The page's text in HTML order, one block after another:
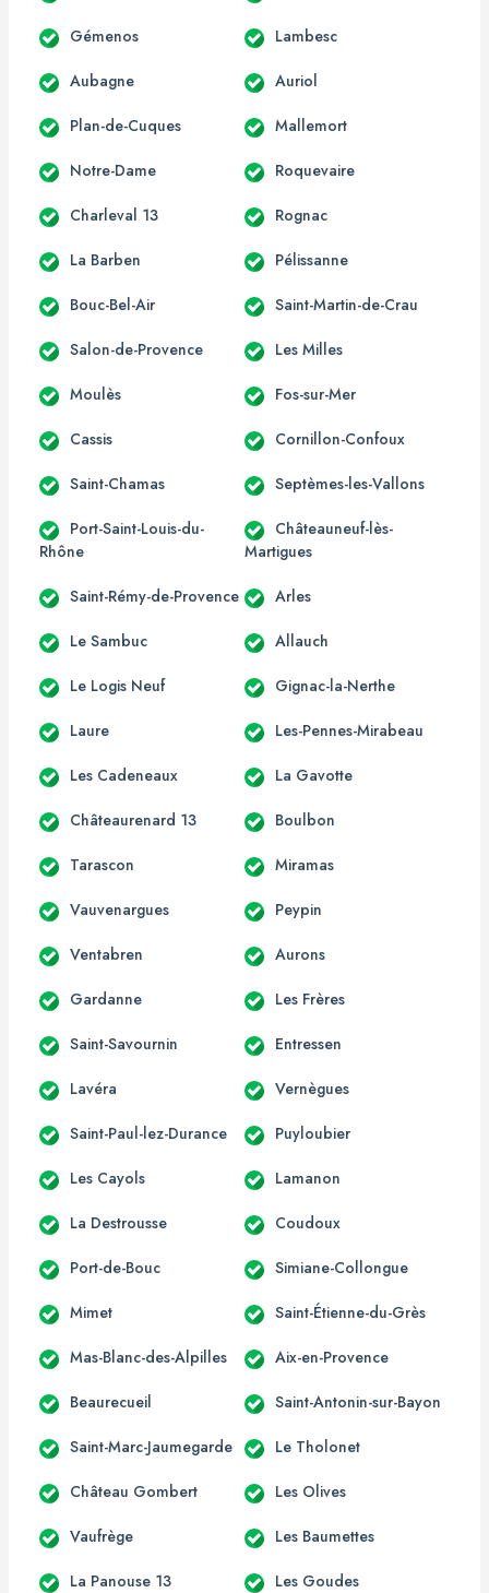
Gémenos Lambesc
Aubagne Auriol
Plan-de-Cuques Mallemort
Notre-Dame Roquevaire
Charleval 13 Rognac
La Barben Pélissanne
Bouc-Bel-Air Saint-Martin-de-Crau
Salon-de-Provence Les Milles
Moulès Fos-sur-Mer
Cassis Cornillon-Confoux
Saint-Chamas Septèmes-les-Vallons
Port-Saint-Louis-du-
Rhône
Châteauneuf-lès-
Martigues
Saint-Rémy-de-Provence Arles
Le Sambuc Allauch
Le Logis Neuf Gignac-la-Nerthe
Laure Les-Pennes-Mirabeau
Les Cadeneaux La Gavotte
Châteaurenard 13 Boulbon
Tarascon Miramas
Vauvenargues Peypin
Ventabren Aurons
Gardanne Les Frères
Saint-Savournin Entressen
Lavéra Vernègues
Saint-Paul-lez-Durance Puyloubier
Les Cayols Lamanon
La Destrousse Coudoux
Port-de-Bouc Simiane-Collongue
Mimet Saint-Étienne-du-Grès
Mas-Blanc-des-Alpilles Aix-en-Provence
Beaurecueil Saint-Antonin-sur-Bayon
Saint-Marc-Jaumegarde Le Tholonet
Château Gombert Les Olives
Vaufrège Les Baumettes
La Panouse 13 Les Goudes